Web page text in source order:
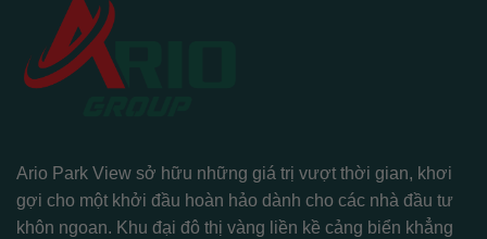
Ario Park View sở hữu những giá trị vượt thời gian, khơi
gợi cho một khởi đầu hoàn hảo dành cho các nhà đầu tư
khôn ngoan. Khu đại đô thị vàng liền kề cảng biển khẳng